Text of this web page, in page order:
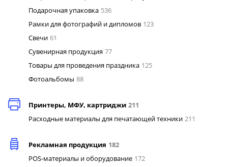
Подарочная упаковка 536
Рамки для фотографий и дипломов 123
Свечи 61
Сувенирная продукция 77
Товары для проведения праздника 125
Фотоальбомы 88
Принтеры, МФУ, картриджи 211
Расходные материалы для печатающей техники 211
Рекламная продукция 182
POS-материалы и оборудование 172